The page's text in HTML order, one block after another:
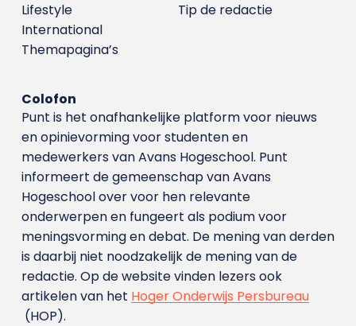
Tip de redactie
Lifestyle
International
Themapagina’s
Colofon
Punt is het onafhankelijke platform voor nieuws
en opinievorming voor studenten en
medewerkers van Avans Hoge­school. Punt
informeert de gemeenschap van Avans
Hogeschool over voor hen relevante
onderwerpen en fungeert als podium voor
meningsvorming en debat. De mening van derden
is daarbij niet noodzakelijk de mening van de
redactie. Op de website vinden lezers ook
artikelen van het Hoger Onderwijs Persbureau
(HOP).